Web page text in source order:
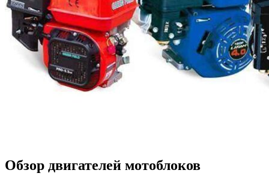
Обзор двигателей мотоблоков